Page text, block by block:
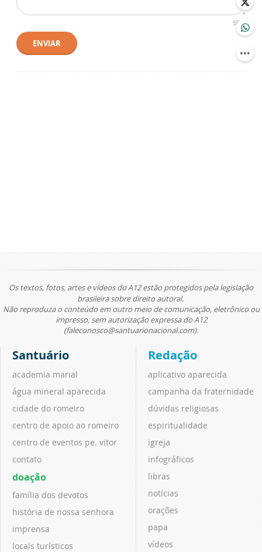
500
ENVIAR
Os textos, fotos, artes e vídeos do A12 estão protegidos pela legislação
brasileira sobre direito autoral.
Não reproduza o conteúdo em outro meio de comunicação, eletrônico ou
impresso, sem autorização expressa do A12
(faleconosco@santuarionacional.com).
Santuário
academia marial
água mineral aparecida
cidade do romeiro
centro de apoio ao romeiro
centro de eventos pe. vitor
contato
doação
família dos devotos
história de nossa senhora
imprensa
locais turísticos
Redação
aplicativo aparecida
campanha da fraternidade
dúvidas religiosas
espiritualidade
igreja
infográficos
libras
notícias
orações
papa
vídeos